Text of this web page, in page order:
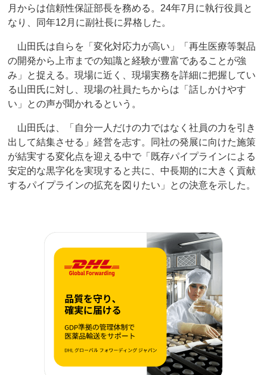
月からは信頼性保証部長を務める。24年7月に執行役員と
なり、同年12月に副社長に昇格した。
山田氏は自らを「変化対応力が高い」「再生医療等製品
の開発から上市までの知識と経験が豊富であることが強
み」と捉える。現場に近く、現場実務を詳細に把握してい
る山田氏に対し、現場の社員たちからは「話しかけやす
い」との声が聞かれるという。
山田氏は、「自分一人だけの力ではなく社員の力を引き
出して結集させる」経営を志す。同社の発展に向けた施策
が結実する変化点を迎える中で「既存パイプラインによる
安定的な黒字化を実現すると共に、中長期的に大きく貢献
するパイプラインの拡充を図りたい」との決意を示した。